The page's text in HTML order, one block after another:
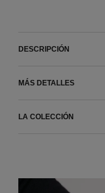
DESCRIPCIÓN
MÁS DETALLES
LA COLECCIÓN